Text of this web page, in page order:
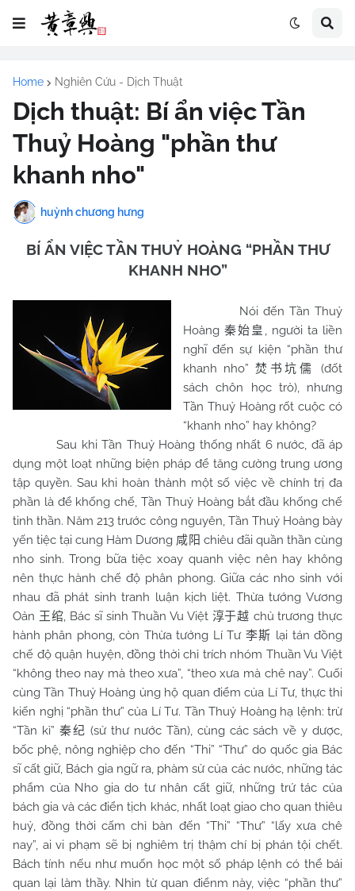
Home Nghiên Cứu - Dịch Thuật
Dịch thuật: Bí ẩn việc Tần
Thuỷ Hoàng "phần thư
khanh nho"
huỳnh chương hưng
BÍ ẨN VIỆC TẦN THUỶ HOÀNG “PHẦN THƯ
KHANH NHO”
Nói đến Tần Thuỷ
Hoàng 秦始皇 , người ta liền
nghĩ đến sự kiện “phần thư
khanh nho” 焚书坑儒
(đốt
sách chôn học trò), nhưng
Tần Thuỷ Hoàng rốt cuộc có
“khanh nho” hay không?
Sau khi Tần Thuỷ Hoàng thống nhất 6 nước, đã áp
dụng một loạt những biện pháp để tăng cường trung ương
tập quyền. Sau khi hoàn thành một số việc về chính trị đa
phần là để khống chế, Tần Thuỷ Hoàng bắt đầu khống chế
tinh thần. Năm 213 trước công nguyên, Tần Thuỷ Hoàng bày
yến tiệc tại cung Hàm Dương 咸阳 chiêu đãi quần thần cùng
nho sinh. Trong bữa tiệc xoay quanh việc nên hay không
nên thực hành chế độ phân phong. Giữa các nho sinh với
nhau đã phát sinh tranh luận kịch liệt. Thừa tướng Vương
Oản 王绾, Bác sĩ sinh Thuần Vu Việt 淳于越 chủ trương thực
hành phân phong, còn Thừa tướng Lí Tư 李斯 lại tán đồng
chế độ quận huyện, đồng thời chỉ trích nhóm Thuần Vu Việt
“không theo nay mà theo xưa”, “theo xưa mà chê nay”. Cuối
cùng Tần Thuỷ Hoàng ủng hộ quan điểm của Lí Tư, thực thi
kiến nghị “phần thư” của Lí Tư. Tần Thuỷ Hoàng hạ lệnh: trừ
“Tần kỉ” 秦纪 (sử thư nước Tần), cùng các sách về y dược,
bốc phệ, nông nghiệp cho đến “Thi” “Thư” do quốc gia Bác
sĩ cất giữ, Bách gia ngữ ra, phàm sử của các nước, những tác
phẩm của Nho gia do tư nhân cất giữ, những trứ tác của
bách gia và các điển tịch khác, nhất loạt giao cho quan thiêu
huỷ, đồng thời cấm chỉ bàn đến “Thi” “Thư” “lấy xưa chê
nay”, ai vi phạm sẽ bị nghiêm trị thậm chí bị phán tội chết.
Bách tính nếu như muốn học một số pháp lệnh có thể bái
quan lại làm thầy. Nhìn từ quan điểnm này, việc “phần thư”